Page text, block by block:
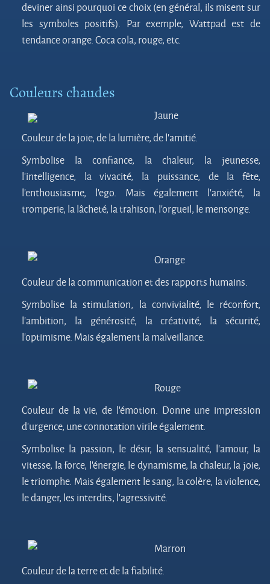
deviner ainsi pourquoi ce choix (en général, ils misent sur
les symboles positifs). Par exemple, Wattpad est de
tendance orange. Coca cola, rouge, etc.
Couleurs chaudes
Jaune
Couleur de la joie, de la lumière, de l’amitié.
Symbolise la confiance, la chaleur, la jeunesse,
l’intelligence, la vivacité, la puissance, de la fête,
l’enthousiasme, l’ego. Mais également l’anxiété, la
tromperie, la lâcheté, la trahison, l’orgueil, le mensonge.
Orange
Couleur de la communication et des rapports humains.
Symbolise la stimulation, la convivialité, le réconfort,
l’ambition, la générosité, la créativité, la sécurité,
l’optimisme. Mais également la malveillance.
Rouge
Couleur de la vie, de l’émotion. Donne une impression
d’urgence, une connotation virile également.
Symbolise la passion, le désir, la sensualité, l’amour, la
vitesse, la force, l’énergie, le dynamisme, la chaleur, la joie,
le triomphe. Mais également le sang, la colère, la violence,
le danger, les interdits, l’agressivité.
Marron
Couleur de la terre et de la fiabilité.